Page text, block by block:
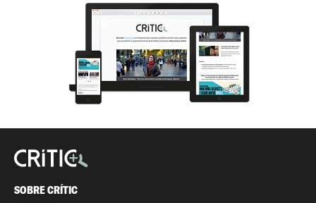
SOBRE CRÍTIC